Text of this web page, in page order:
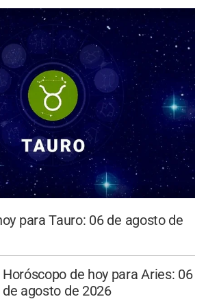
para Tauro: 06 de agosto de
Horóscopo de hoy para Aries: 06
de agosto de 2026